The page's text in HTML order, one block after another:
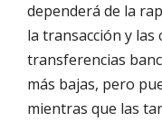
dependerá de la
la transacción y las
transferencias
más bajas, pero
mientras que las